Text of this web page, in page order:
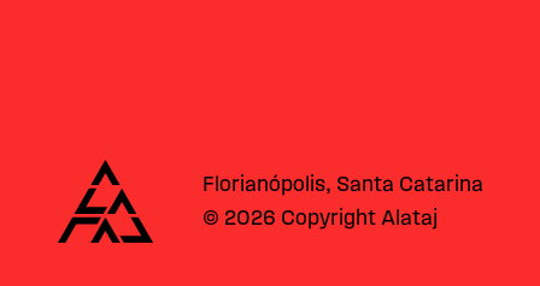
Alataj
Florianópolis, Santa Catarina
© 2026 Copyright Alataj